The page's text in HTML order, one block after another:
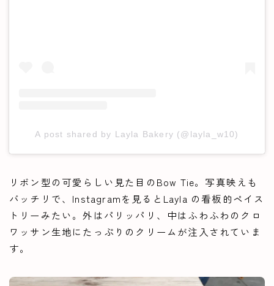
A post shared by Layla Bakery (@layla_w10)
リボン型の可愛らしい見た目のBow Tie。写真映えも
バッチリで、Instagramを見るとLayla の看板的ペイス
トリーみたい。外はパリッパリ、中はふわふわのクロ
ワッサン生地にたっぷりのクリームが注入されていま
す。